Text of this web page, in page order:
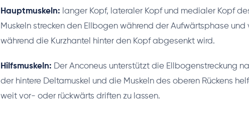
Hauptmuskeln: langer Kopf, lateraler Kopf und medialer Kopf
Muskeln strecken den Ellbogen während der Aufwärtsphase und
während die Kurzhantel hinter den Kopf abgesenkt wird.
Hilfsmuskeln: Der Anconeus unterstützt die Ellbogenstreckung
der hintere Deltamuskel und die Muskeln des oberen Rückens
weit vor- oder rückwärts driften zu lassen.